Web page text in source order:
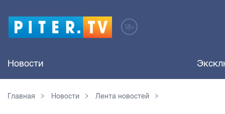
Новости
Главная Новости Лента новостей